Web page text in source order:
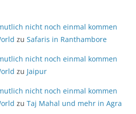
nicht noch einmal kommen
zu Safaris in Ranthambore
nicht noch einmal kommen
zu Jaipur
nicht noch einmal kommen
zu Taj Mahal und mehr in Agra